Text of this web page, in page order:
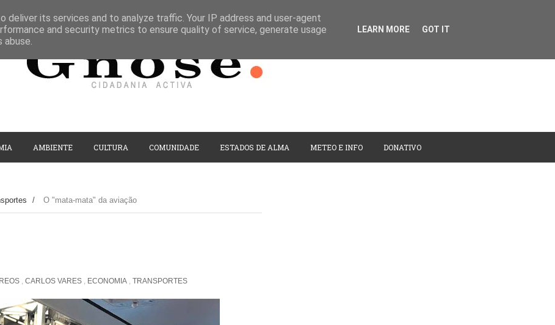
AMBIENTE CULTURA COMUNIDADE ESTADOS DE ALMA METEO E INFO DONATIVO
/ O "mata-mata" da aviação
, CARLOS VARES , ECONOMIA , TRANSPORTES
deliver its services and to analyze traffic. Your IP address and user-agent
and security metrics to ensure quality of service, generate usage
LEARN MORE GOT IT